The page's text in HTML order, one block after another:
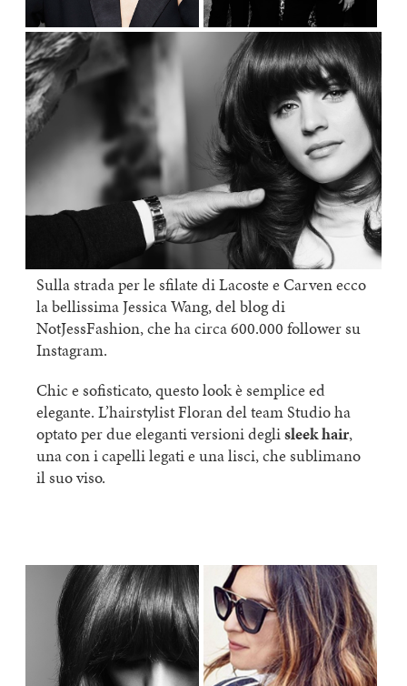
Sulla strada per le sfilate di Lacoste e Carven ecco
la bellissima Jessica Wang, del blog di
NotJessFashion, che ha circa 600.000 follower su
Instagram.
Chic e sofisticato, questo look è semplice ed
elegante. L’hairstylist Floran del team Studio ha
optato per due eleganti versioni deglisleek hair,
una con i capelli legati e una lisci, che sublimano
il suo viso.